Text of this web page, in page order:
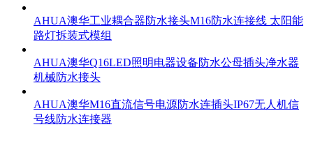
AHUA澳华工业耦合器防水接头M16防水连接线 太阳能
路灯拆装式模组
AHUA澳华Q16LED照明电器设备防水公母插头净水器
机械防水接头
AHUA澳华M16直流信号电源防水连插头IP67无人机信
号线防水连接器